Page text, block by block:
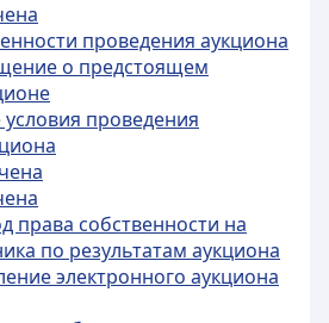
проведения аукциона
о предстоящем
проведения
права собственности на
по результатам аукциона
электронного аукциона